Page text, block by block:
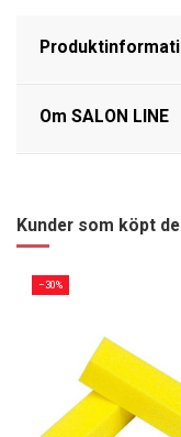
Om SALON LINE
Kunder som köpt
−30%